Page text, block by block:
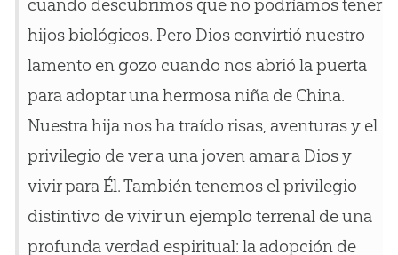
cuando descubrimos que no podríamos tener
hijos biológicos. Pero Dios convirtió nuestro
lamento en gozo cuando nos abrió la puerta
para adoptar una hermosa niña de China.
Nuestra hija nos ha traído risas, aventuras y el
privilegio de ver a una joven amar a Dios y
vivir para Él. También tenemos el privilegio
distintivo de vivir un ejemplo terrenal de una
profunda verdad espiritual: la adopción de